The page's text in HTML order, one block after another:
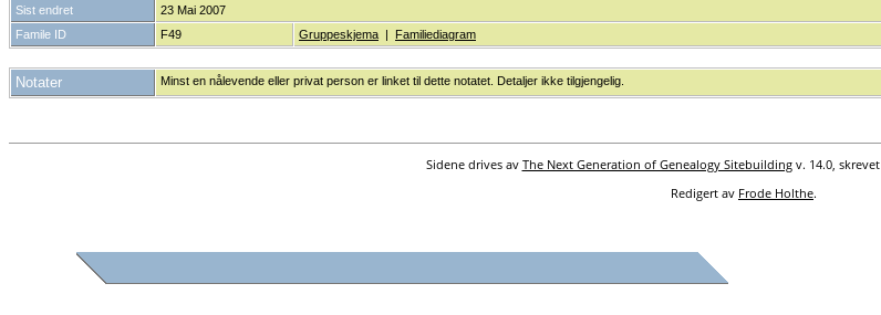
Sist endret
23 Mai 2007
Famile ID
F49 Gruppeskjema | Familiediagram
Notater Minst en nålevende eller privat person er linket til dette notatet. Detaljer ikke tilgjengelig.
Sidene drives av The Next Generation of Genealogy Sitebuildingv. 14.0,
Redigert av Frode Holthe.